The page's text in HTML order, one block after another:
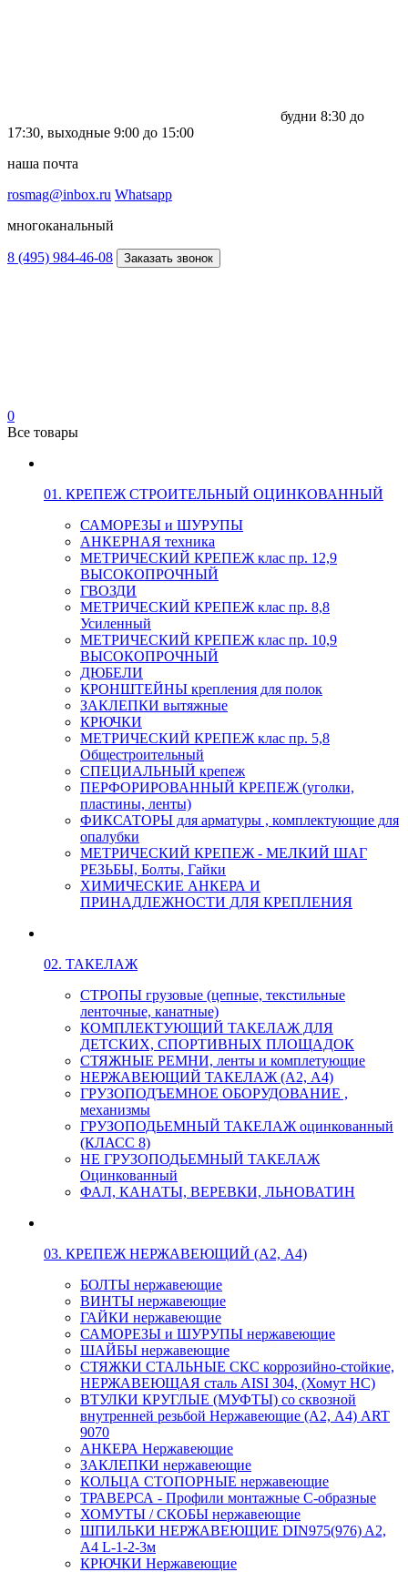
будни 8:30 до
17:30, выходные 9:00 до 15:00
наша почта
rosmag@inbox.ru Whatsapp
многоканальный
8 (495) 984-46-08 Заказать звонок
0
Все товары
01. КРЕПЕЖ СТРОИТЕЛЬНЫЙ ОЦИНКОВАННЫЙ
САМОРЕЗЫ и ШУРУПЫ
АНКЕРНАЯ техника
МЕТРИЧЕСКИЙ КРЕПЕЖ клас пр. 12,9
ВЫСОКОПРОЧНЫЙ
ГВОЗДИ
МЕТРИЧЕСКИЙ КРЕПЕЖ клас пр. 8,8
Усиленный
МЕТРИЧЕСКИЙ КРЕПЕЖ клас пр. 10,9
ВЫСОКОПРОЧНЫЙ
ДЮБЕЛИ
КРОНШТЕЙНЫ крепления для полок
ЗАКЛЕПКИ вытяжные
КРЮЧКИ
МЕТРИЧЕСКИЙ КРЕПЕЖ клас пр. 5,8
Общестроительный
СПЕЦИАЛЬНЫЙ крепеж
ПЕРФОРИРОВАННЫЙ КРЕПЕЖ (уголки,
пластины, ленты)
ФИКСАТОРЫ для арматуры , комплектующие для
опалубки
МЕТРИЧЕСКИЙ КРЕПЕЖ - МЕЛКИЙ ШАГ
РЕЗЬБЫ, Болты, Гайки
ХИМИЧЕСКИЕ АНКЕРА И
ПРИНАДЛЕЖНОСТИ ДЛЯ КРЕПЛЕНИЯ
02. ТАКЕЛАЖ
СТРОПЫ грузовые (цепные, текстильные
ленточные, канатные)
КОМПЛЕКТУЮЩИЙ ТАКЕЛАЖ ДЛЯ
ДЕТСКИХ, СПОРТИВНЫХ ПЛОЩАДОК
СТЯЖНЫЕ РЕМНИ, ленты и комплетующие
НЕРЖАВЕЮЩИЙ ТАКЕЛАЖ (А2, А4)
ГРУЗОПОДЪЕМНОЕ ОБОРУДОВАНИЕ ,
механизмы
ГРУЗОПОДЬЕМНЫЙ ТАКЕЛАЖ оцинкованный
(КЛАСС 8)
НЕ ГРУЗОПОДЬЕМНЫЙ ТАКЕЛАЖ
Оцинкованный
ФАЛ, КАНАТЫ, ВЕРЕВКИ, ЛЬНОВАТИН
03. КРЕПЕЖ НЕРЖАВЕЮЩИЙ (А2, А4)
БОЛТЫ нержавеющие
ВИНТЫ нержавеющие
ГАЙКИ нержавеющие
САМОРЕЗЫ и ШУРУПЫ нержавеющие
ШАЙБЫ нержавеющие
СТЯЖКИ СТАЛЬНЫЕ СКС коррозийно-стойкие,
НЕРЖАВЕЮЩАЯ сталь AISI 304, (Хомут НС)
ВТУЛКИ КРУГЛЫЕ (МУФТЫ) со сквозной
внутренней резьбой Нержавеющие (А2, А4) ART
9070
АНКЕРА Нержавеющие
ЗАКЛЕПКИ нержавеющие
КОЛЬЦА СТОПОРНЫЕ нержавеющие
ТРАВЕРСА - Профили монтажные С-образные
ХОМУТЫ / СКОБЫ нержавеющие
ШПИЛЬКИ НЕРЖАВЕЮЩИЕ DIN975(976) A2,
А4 L-1-2-3м
КРЮЧКИ Нержавеющие